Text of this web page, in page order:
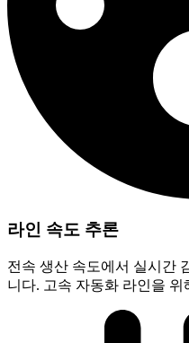
라인 속도 추론
전속 생산 속도에서 실시간
니다. 고속 자동화 라인을 위